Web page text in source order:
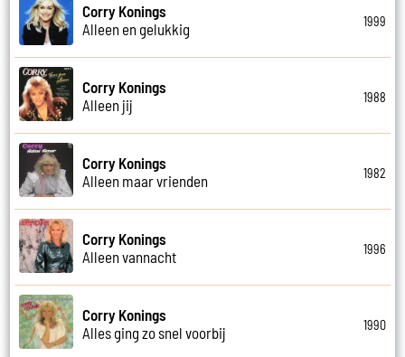
Corry Konings
Alleen en gelukkig
1999
Corry Konings
Alleen jij
1988
Corry Konings
Alleen maar vrienden
1982
Corry Konings
Alleen vannacht
1996
Corry Konings
Alles ging zo snel voorbij
1990